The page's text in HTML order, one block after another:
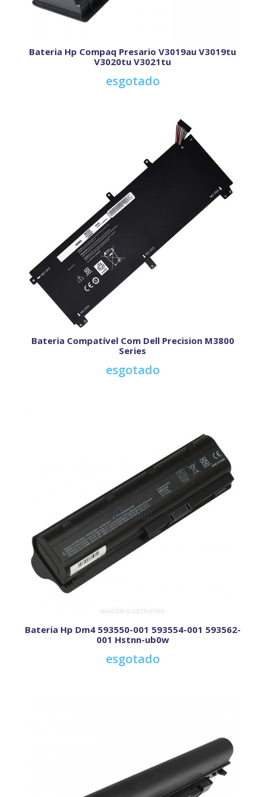
Bateria Hp Compaq Presario V3019au V3019tu
V3020tu V3021tu
esgotado
Bateria Compatível Com Dell Precision M3800
Series
esgotado
Bateria Hp Dm4 593550-001 593554-001 593562-
001 Hstnn-ub0w
esgotado